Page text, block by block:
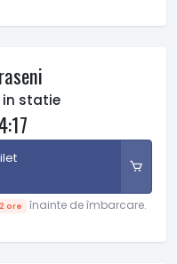
in statie
ore înainte de îmbarcare.